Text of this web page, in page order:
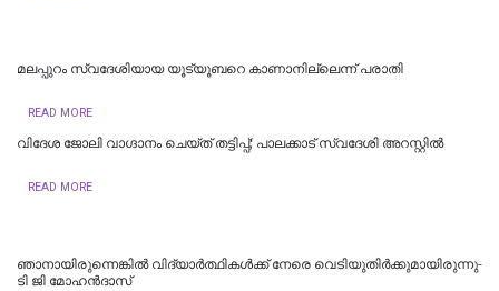
മലപ്പുറം സ്വദേശിയായ യൂട്യൂബറെ കാണാനില്ലെന്ന് പരാതി
READ MORE
വിദേശ ജോലി വാഗ്ദാനം ചെയ്ത് തട്ടിപ്പ്; പാലക്കാട് സ്വദേശി അറസ്റ്റിൽ
READ MORE
ഞാനായിരുന്നെങ്കില്‍ വിദ്യാര്‍ത്ഥികള്‍ക്ക് നേരെ വെടിയുതിര്‍ക്കുമായിരുന്നു-
ടി ജി മോഹൻദാസ്